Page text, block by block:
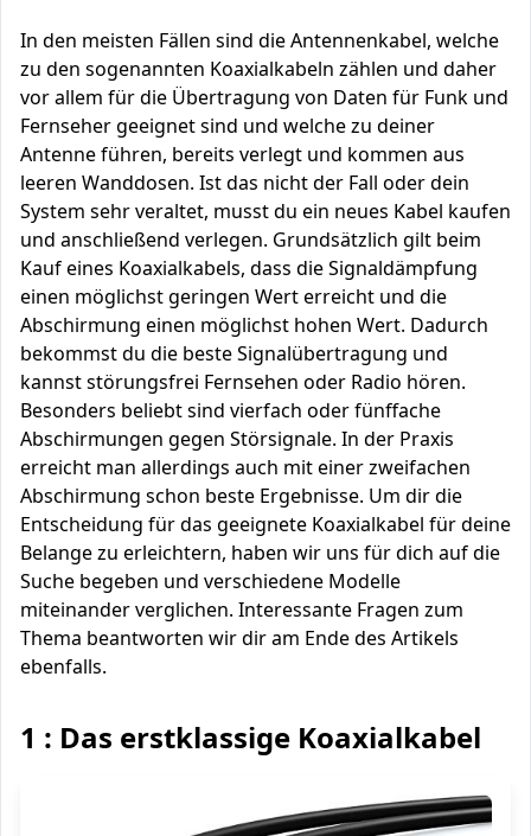
In den meisten Fällen sind die Antennenkabel, welche
zu den sogenannten Koaxialkabeln zählen und daher
vor allem für die Übertragung von Daten für Funk und
Fernseher geeignet sind und welche zu deiner
Antenne führen, bereits verlegt und kommen aus
leeren Wanddosen. Ist das nicht der Fall oder dein
System sehr veraltet, musst du ein neues Kabel kaufen
und anschließend verlegen. Grundsätzlich gilt beim
Kauf eines Koaxialkabels, dass die Signaldämpfung
einen möglichst geringen Wert erreicht und die
Abschirmung einen möglichst hohen Wert. Dadurch
bekommst du die beste Signalübertragung und
kannst störungsfrei Fernsehen oder Radio hören.
Besonders beliebt sind vierfach oder fünffache
Abschirmungen gegen Störsignale. In der Praxis
erreicht man allerdings auch mit einer zweifachen
Abschirmung schon beste Ergebnisse. Um dir die
Entscheidung für das geeignete Koaxialkabel für deine
Belange zu erleichtern, haben wir uns für dich auf die
Suche begeben und verschiedene Modelle
miteinander verglichen. Interessante Fragen zum
Thema beantworten wir dir am Ende des Artikels
ebenfalls.
1 : Das erstklassige Koaxialkabel